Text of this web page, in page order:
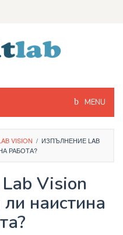
MENU
VISION / ИЗПЪЛНЕНИЕ LAB
РАБОТА?
Vision
наистина